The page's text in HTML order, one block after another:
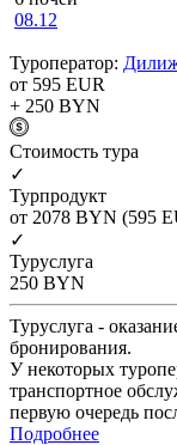
08.12
Туроператор:
от 595 EUR
+ 250 BYN
Cтоимость тура
✓
Турпродукт
от 2078 BYN (595
✓
Туруслуга
250 BYN
Туруслуга -
бронирования.
У некоторых
транспортное
первую очередь
Подробнее